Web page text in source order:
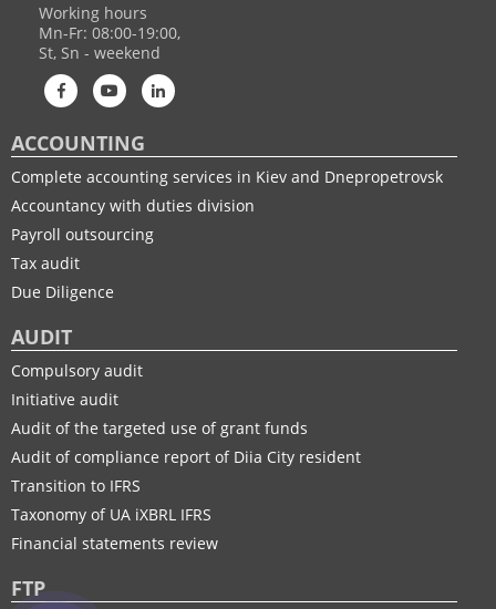
Working hours
Mn-Fr: 08:00-19:00,
St, Sn - weekend
ACCOUNTING
Complete accounting services in Kiev and Dnepropetrovsk
Accountancy with duties division
Payroll outsourcing
Tax audit
Due Diligence
AUDIT
Compulsory audit
Initiative audit
Audit of the targeted use of grant funds
Audit of compliance report of Diia City resident
Transition to IFRS
Taxonomy of UA іXBRL IFRS
Financial statements review
FTP